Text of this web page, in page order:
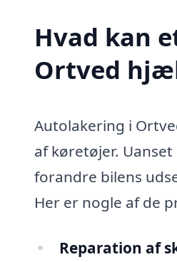
Hvad kan
Ortved
Autolakering i
af køretøjer.
forandre bilens
Her er nogle af de
Reparation af